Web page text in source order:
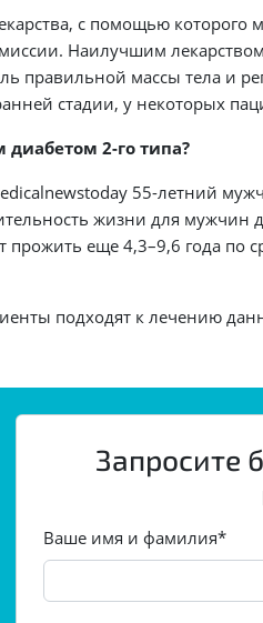
с помощью
Наилучшим
правильной массы тела и
стадии, у некоторых
2-го типа?
55-летний
жизни для мужчин
прожить еще 4,3–9,6 года
подходят к лечению
Запросите
Ваше имя и фамилия*